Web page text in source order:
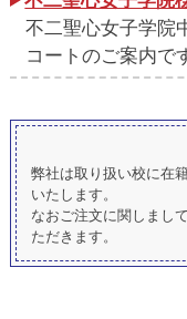
不二聖心女子学院
コートのご案内で
弊社は取り扱い校に在
いたします。
なおご注文に関しまし
ただきます。